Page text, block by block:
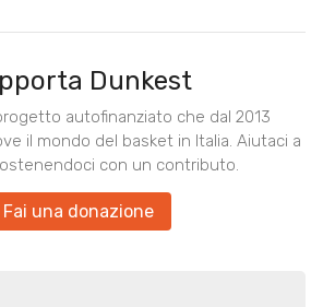
Dunkest
autofinanziato che dal 2013
il mondo del basket in Italia. Aiutaci a
con un contributo.
Fai una donazione